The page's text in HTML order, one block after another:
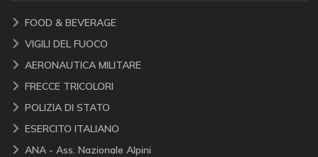
FOOD & BEVERAGE
VIGILI DEL FUOCO
AERONAUTICA MILITARE
FRECCE TRICOLORI
POLIZIA DI STATO
ESERCITO ITALIANO
ANA - Ass. Nazionale Alpini